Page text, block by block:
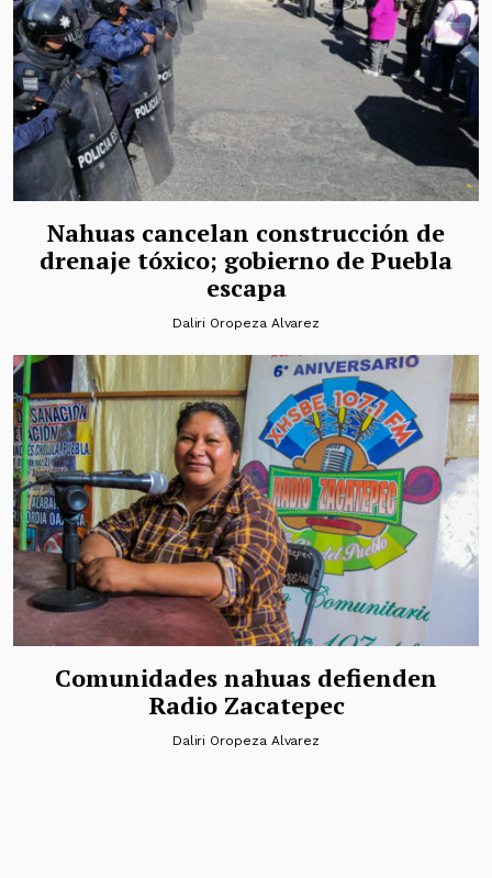
Nahuas cancelan construcción de
drenaje tóxico; gobierno de Puebla
escapa
Daliri Oropeza Alvarez
Comunidades nahuas defienden
Radio Zacatepec
Daliri Oropeza Alvarez